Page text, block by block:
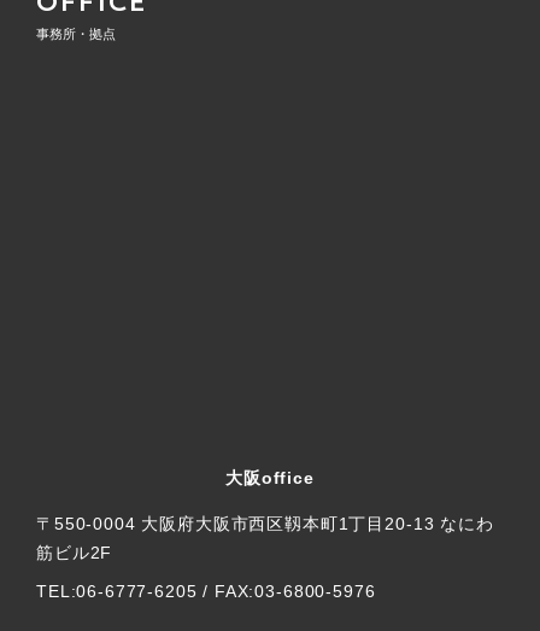
事務所・拠点
大阪office
〒550-0004 大阪府大阪市西区靱本町1丁目20-13 なにわ
筋ビル2F
TEL:06-6777-6205 / FAX:03-6800-5976